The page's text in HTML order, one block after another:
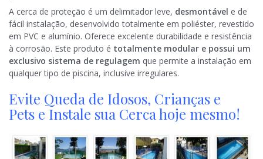
A cerca de proteção é um delimitador leve, desmontável e de
fácil instalação, desenvolvido totalmente em poliéster, revestido
em PVC e alumínio. Oferece excelente durabilidade e resistência
à corrosão. Este produto é totalmente modular e possui um
exclusivo sistema de regulagem que permite a instalação em
qualquer tipo de piscina, inclusive irregulares.
Evite Queda de Idosos, Crianças e
Pets‎ e Instale sua Cerca hoje mesmo!